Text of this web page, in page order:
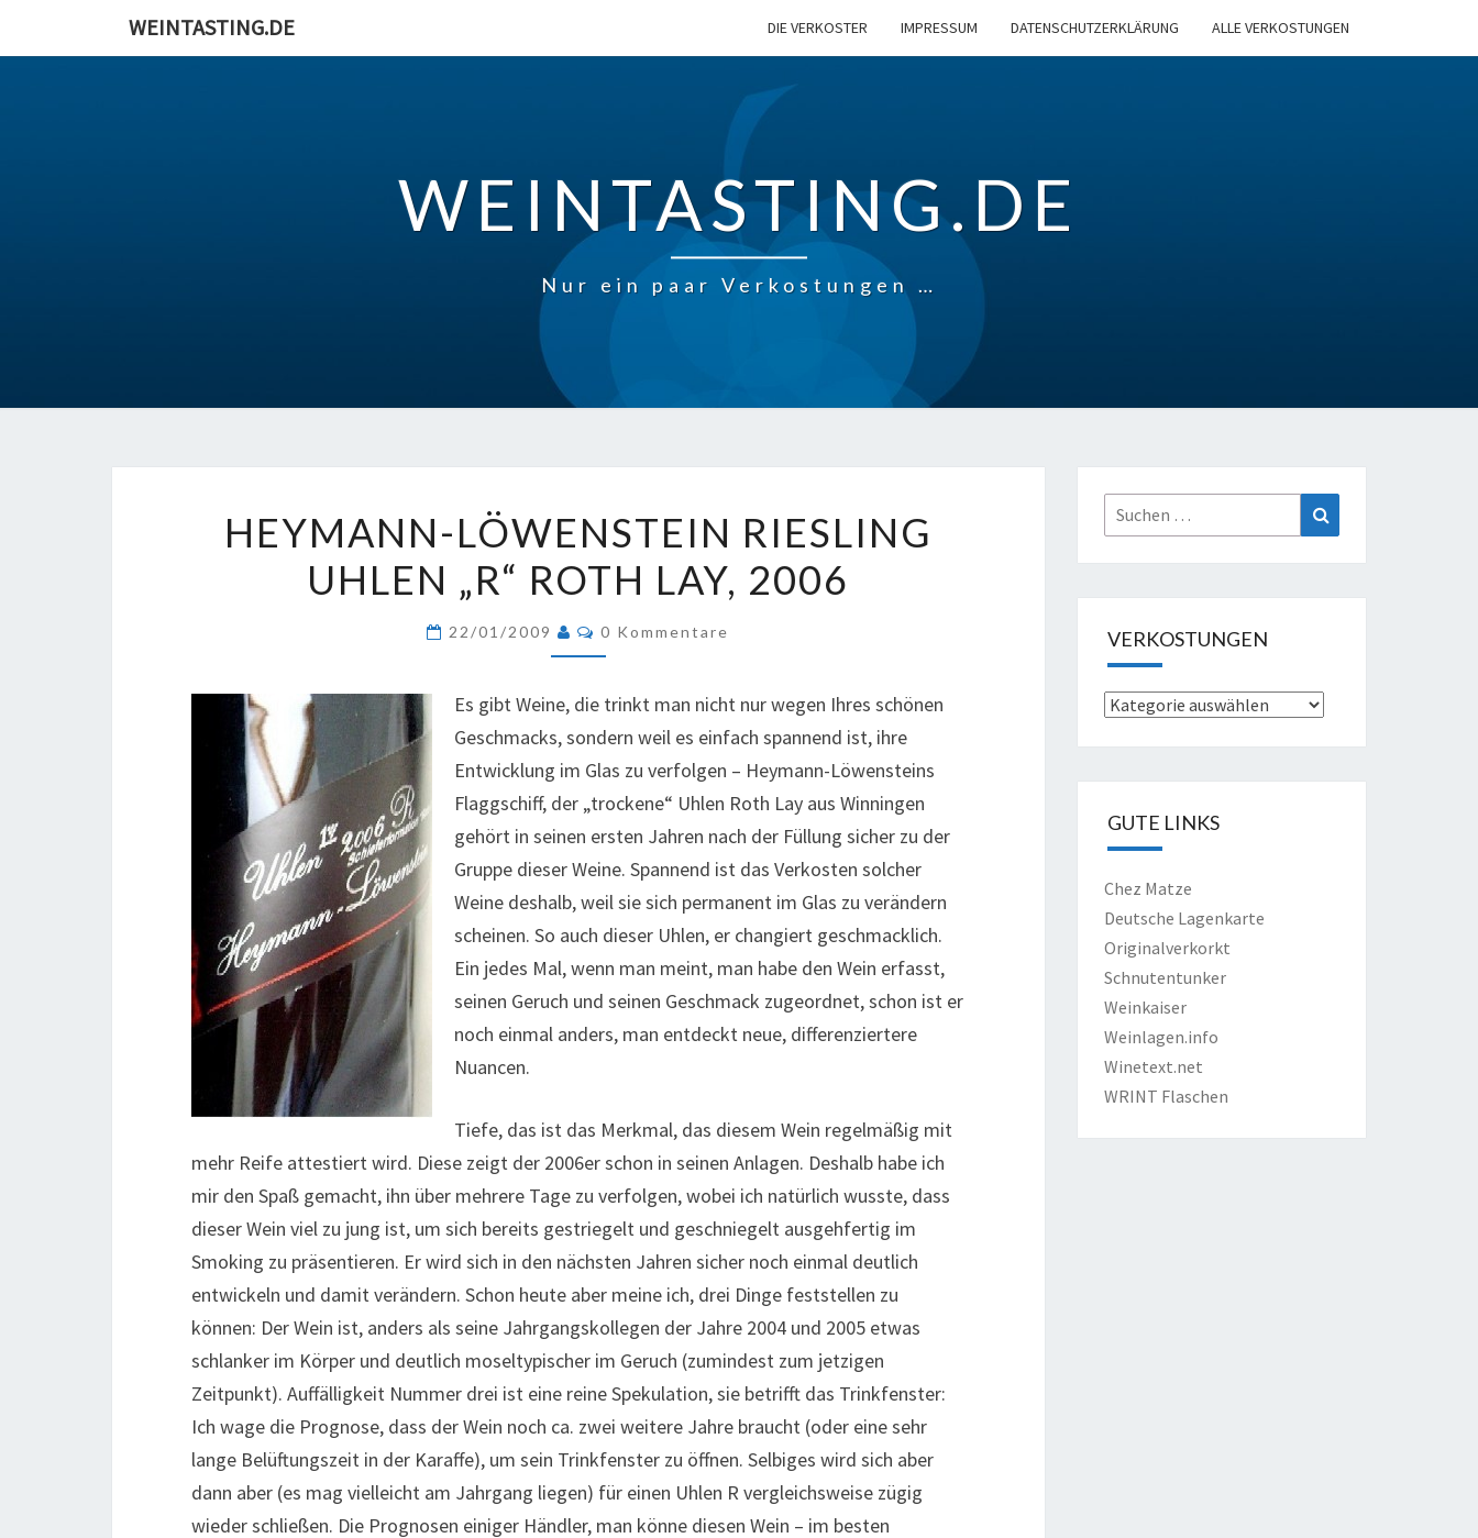
WEINTASTING.DE DIE VERKOSTER IMPRESSUM DATENSCHUTZERKLÄRUNG ALLE VERKOSTUNGEN
WEINTASTING.DE
Nur ein paar Verkostungen …
LÖWENSTEIN
RIESLING
UHLEN
„R“
LAY,
2006
HEYMANN-LÖWENSTEIN RIESLING
UHLEN „R“ ROTH LAY, 2006
22/01/2009 Kommentare
0 Kommentare
Es gibt Weine, die trinkt man nicht nur wegen Ihres schönen
Geschmacks, sondern weil es einfach spannend ist, ihre
Entwicklung im Glas zu verfolgen – Heymann-Löwensteins
Flaggschiff, der „trockene“ Uhlen Roth Lay aus Winningen
gehört in seinen ersten Jahren nach der Füllung sicher zu der
Gruppe dieser Weine. Spannend ist das Verkosten solcher
Weine deshalb, weil sie sich permanent im Glas zu verändern
scheinen. So auch dieser Uhlen, er changiert geschmacklich.
Ein jedes Mal, wenn man meint, man habe den Wein erfasst,
seinen Geruch und seinen Geschmack zugeordnet, schon ist er
noch einmal anders, man entdeckt neue, differenziertere
Nuancen.
Tiefe, das ist das Merkmal, das diesem Wein regelmäßig mit
mehr Reife attestiert wird. Diese zeigt der 2006er schon in seinen Anlagen. Deshalb habe ich
mir den Spaß gemacht, ihn über mehrere Tage zu verfolgen, wobei ich natürlich wusste, dass
dieser Wein viel zu jung ist, um sich bereits gestriegelt und geschniegelt ausgehfertig im
Smoking zu präsentieren. Er wird sich in den nächsten Jahren sicher noch einmal deutlich
entwickeln und damit verändern. Schon heute aber meine ich, drei Dinge feststellen zu
können: Der Wein ist, anders als seine Jahrgangskollegen der Jahre 2004 und 2005 etwas
schlanker im Körper und deutlich moseltypischer im Geruch (zumindest zum jetzigen
Zeitpunkt). Auffälligkeit Nummer drei ist eine reine Spekulation, sie betrifft das Trinkfenster:
Ich wage die Prognose, dass der Wein noch ca. zwei weitere Jahre braucht (oder eine sehr
lange Belüftungszeit in der Karaffe), um sein Trinkfenster zu öffnen. Selbiges wird sich aber
dann aber (es mag vielleicht am Jahrgang liegen) für einen Uhlen R vergleichsweise zügig
wieder schließen. Die Prognosen einiger Händler, man könne diesen Wein – im besten
Suche
nach:
VERKOSTUNGEN
Verkostungen
GUTE LINKS
Chez Matze
Deutsche Lagenkarte
Originalverkorkt
Schnutentunker
Weinkaiser
Weinlagen.info
Winetext.net
WRINT Flaschen